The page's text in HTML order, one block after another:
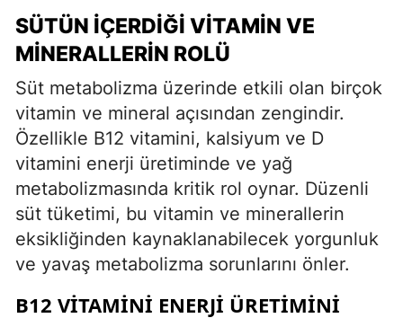
SÜTÜN İÇERDIĞI VITAMIN VE
MINERALLERIN ROLÜ
Süt metabolizma üzerinde etkili olan birçok
vitamin ve mineral açısından zengindir.
Özellikle B12 vitamini, kalsiyum ve D
vitamini enerji üretiminde ve yağ
metabolizmasında kritik rol oynar. Düzenli
süt tüketimi, bu vitamin ve minerallerin
eksikliğinden kaynaklanabilecek yorgunluk
ve yavaş metabolizma sorunlarını önler.
B12 VITAMINI ENERJI ÜRETIMINI